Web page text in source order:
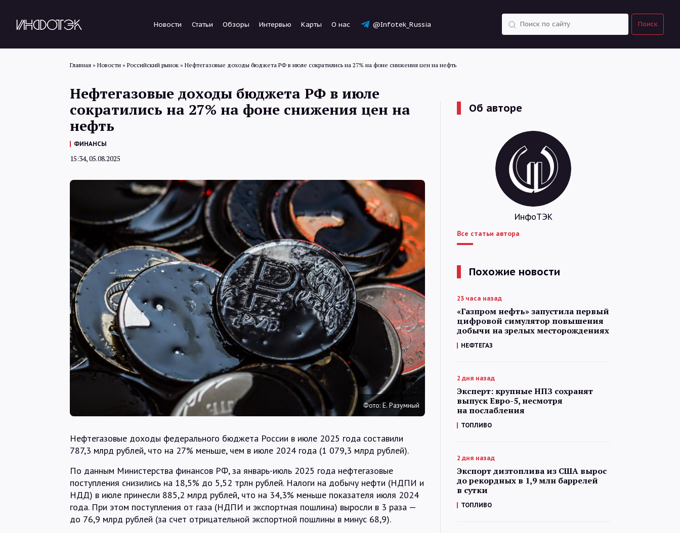
Новости Статьи Обзоры Интервью Карты О нас @Infotek_Russia Поиск
Обзоры
Интервью
Карты
О нас
@Infotek_Russia
Главная » Новости » Российский рынок » Нефтегазовые доходы бюджета РФ в июле сократились на 27% на фоне снижения цен на нефть
Нефтегазовые доходы бюджета РФ в июле
сократились на 27% на фоне снижения цен на
нефть
ФИНАНСЫ
15:34, 05.08.2025
Фото: Е. Разумный
Нефтегазовые доходы федерального бюджета России в июле 2025 года составили
787,3 млрд рублей, что на 27% меньше, чем в июле 2024 года (1 079,3 млрд рублей).
По данным Министерства финансов РФ, за январь-июль 2025 года нефтегазовые
поступления снизились на 18,5% до 5,52 трлн рублей. Налоги на добычу нефти (НДПИ и
НДД) в июле принесли 885,2 млрд рублей, что на 34,3% меньше показателя июля 2024
года. При этом поступления от газа (НДПИ и экспортная пошлина) выросли в 3 раза —
до 76,9 млрд рублей (за счет отрицательной экспортной пошлины в минус 68,9).
Об авторе
ИнфоТЭК
Все статьи автора
Похожие новости
23 часа назад
«Газпром нефть» запустила первый
цифровой симулятор повышения
добычи на зрелых месторождениях
НЕФТЕГАЗ
2 дня назад
Эксперт: крупные НПЗ сохранят
выпуск Евро-5, несмотря
на послабления
ТОПЛИВО
2 дня назад
Экспорт дизтоплива из США вырос
до рекордных в 1,9 млн баррелей
в сутки
ТОПЛИВО